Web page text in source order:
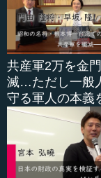
共産軍2万を金
滅…ただし一般
守る軍人の本義